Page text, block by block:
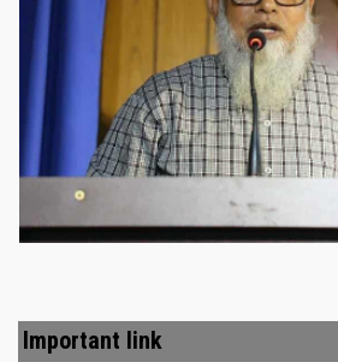
নবীনবরণ - ২০২৫
Important link